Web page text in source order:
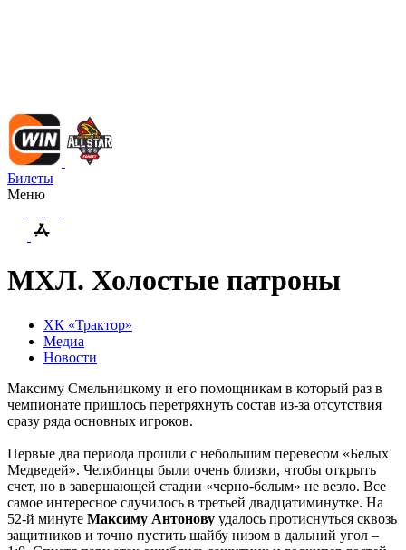
Билеты
Меню
МХЛ. Холостые патроны
ХК «Трактор»
Медиа
Новости
Максиму Смельницкому и его помощникам в который раз в
чемпионате пришлось перетряхнуть состав из-за отсутствия
сразу ряда основных игроков.
Первые два периода прошли с небольшим перевесом «Белых
Медведей». Челябинцы были очень близки, чтобы открыть
счет, но в завершающей стадии «черно-белым» не везло. Все
самое интересное случилось в третьей двадцатиминутке. На
52-й минуте Максиму Антонову удалось протиснуться сквозь
защитников и точно пустить шайбу низом в дальний угол –